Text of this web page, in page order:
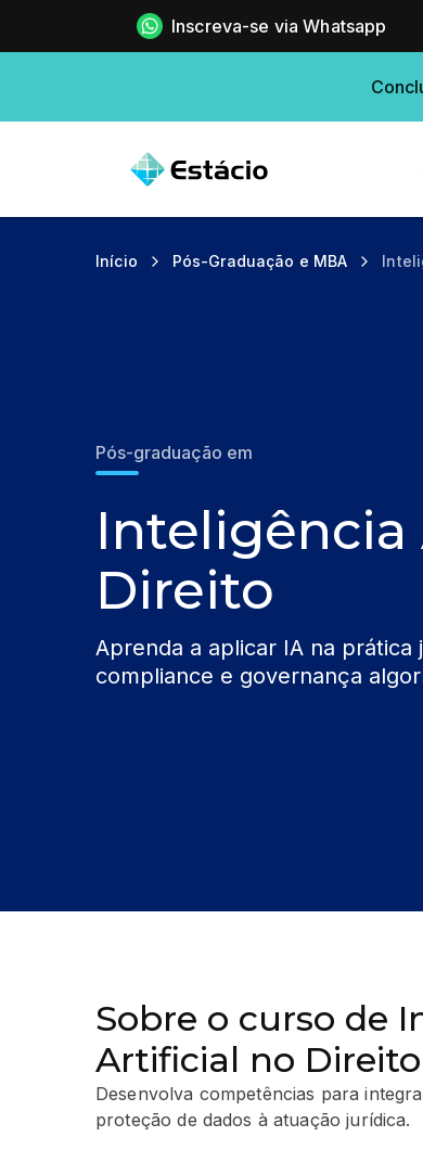
Inscreva-se via Whatsapp
Início Pós-Graduação e MBA
Pós-graduação em
Direito
Aprenda a aplicar IA na
compliance e governança
Sobre o curso de
Artificial no Direito
Desenvolva competências para
proteção de dados à atuação jurídica.